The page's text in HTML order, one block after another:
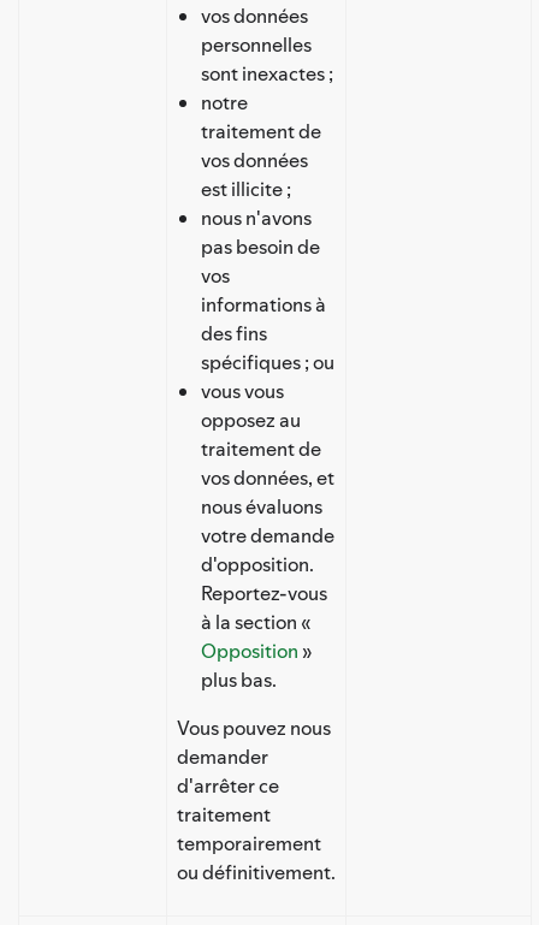
vos données
personnelles
sont inexactes ;
notre
traitement de
vos données
est illicite ;
nous n'avons
pas besoin de
vos
informations à
des fins
spécifiques ; ou
vous vous
opposez au
traitement de
vos données, et
nous évaluons
votre demande
d'opposition.
Reportez-vous
à la section «
Opposition »
plus bas.
Vous pouvez nous
demander
d'arrêter ce
traitement
temporairement
ou définitivement.